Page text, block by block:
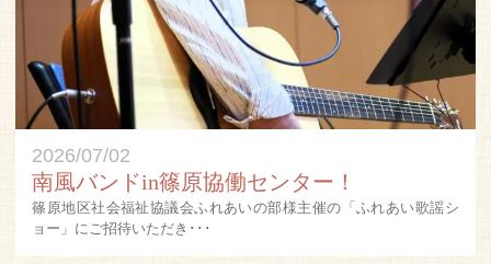
2026/07/02
南風バンドin篠原協働センター！
篠原地区社会福祉協議会ふれあいの部様主催の「ふれあい歌謡シ
ョー」にご招待いただき･･･